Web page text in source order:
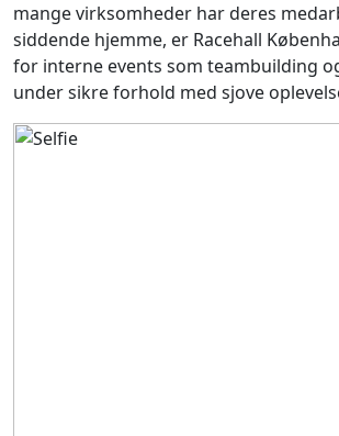
mange virksomheder har deres
siddende hjemme, er Racehall
for interne events som teambuilding
under sikre forhold med sjove